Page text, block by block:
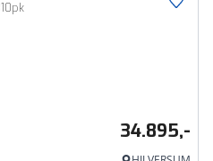
34.895,-